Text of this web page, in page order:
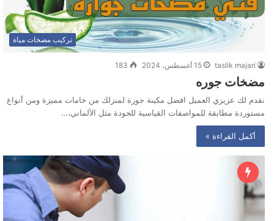
تركيب مضخات مياة
taslik majari 15 أغسطس، 2024 183
مضخات جوره
نقدم لك عزيزي العميل افضل مكينة جورة لمنزلك من خامات مميزة ومن أنواع
مستوردة مطابقة للمواصفات القياسية للجودة مثل الألماني،…
أكمل القراءة »